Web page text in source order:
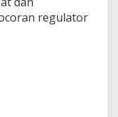
regulator